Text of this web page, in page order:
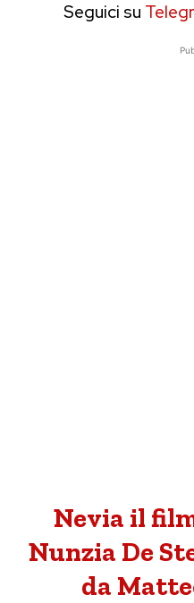
Seguici su
Nevia il
Nunzia De
da